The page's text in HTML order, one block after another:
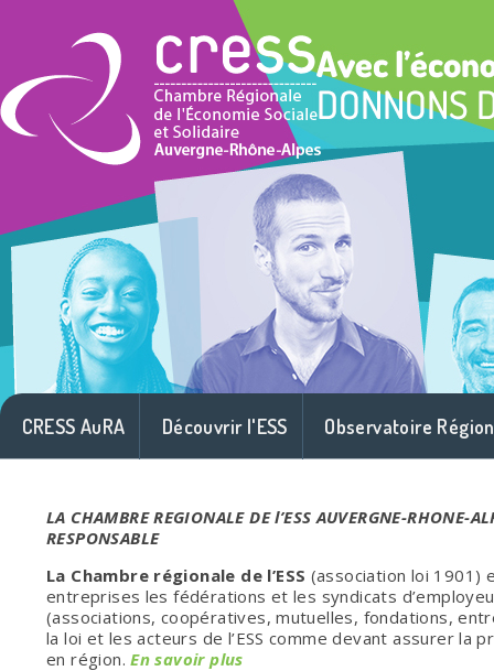
CRESS AuRA Découvrir l'ESS Observatoire
LA CHAMBRE REGIONALE DE l’ESS AUVERGNE-RHONE-
RESPONSABLE
La Chambre régionale de l’ESS (association loi 1901)
entreprises les fédérations et les syndicats
(associations, coopératives, mutuelles, fondations,
la loi et les acteurs de l’ESS comme devant assurer la
en région.En savoir plus